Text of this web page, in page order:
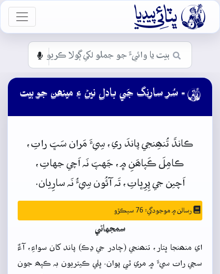

 - سُر سارنگ جَي بادل نيڻ ۽ مينھن جو بيت
ڪانڌَ تُنھِنجي پاندَ ري، سِيءَ مَران سَڀَ راتِ،
ڪامِلَ ڪَپاھَنِ ۾، جَهپَ نَہ اَچيجهاتِ،
اَچين جي پِرِڀاتِ، تَہ آئُون سِيءُ نَہ سارِيان.
رسالن ۾ موجودگي: 76 سيڪڙو
سمجهاڻي
اي منھنجا ڀتار، تنھنجي (چادر جي ڍڪ) پاند کان سواءِ، آءٌ
سڄي رات سيءَ ۾ مري ٿي پوان. ڀلي ڪيتريون بہ ڪپھ جون